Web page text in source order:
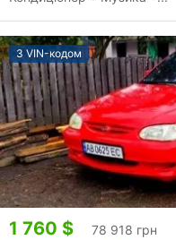
З VIN-кодом
1 760 $ 78 918 грн